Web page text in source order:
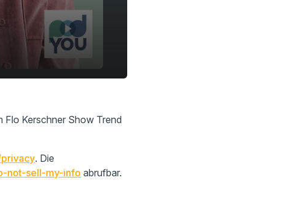
Flo Kerschner Show Trend
. Die
not-sell-my-info abrufbar.